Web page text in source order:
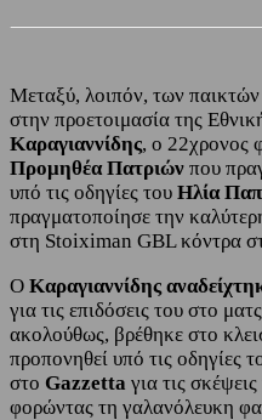
Μεταξύ, λοιπόν, των
στην προετοιμασία της
Καραγιαννίδης, ο 22χρονος
Προμηθέα Πατριών που
υπό τις οδηγίες του Ηλία
πραγματοποίησε την
στη Stoiximan GBL κόντρα
Ο Καραγιαννίδης
για τις επιδόσεις του στο
ακολούθως, βρέθηκε στο
προπονηθεί υπό τις οδηγίες
στο Gazzetta για τις
φορώντας τη γαλανόλευκη